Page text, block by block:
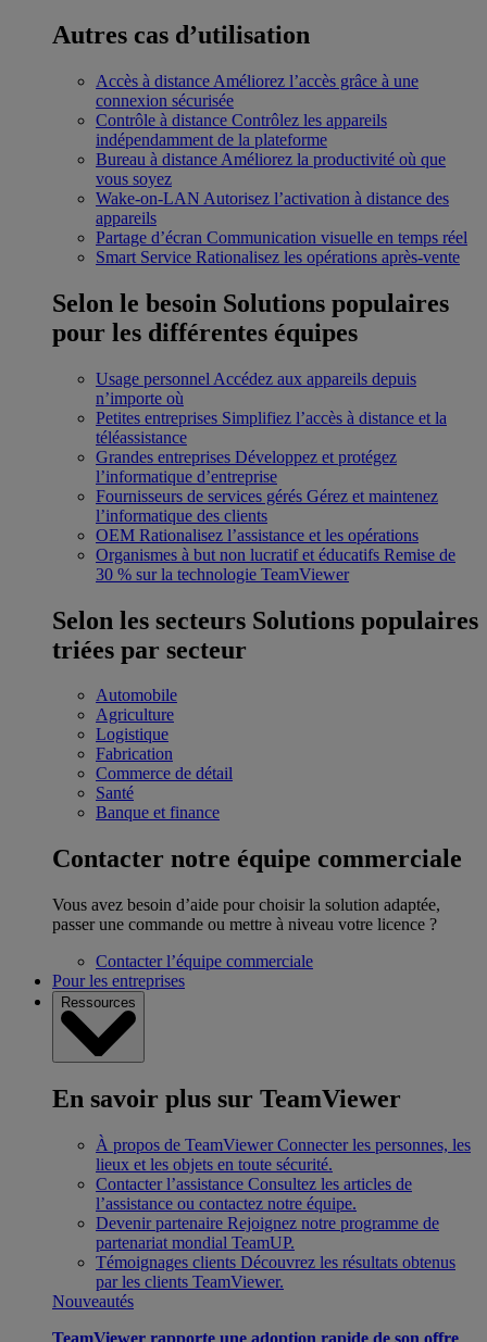
Autres cas d’utilisation
Accès à distance Améliorez l’accès grâce à une
connexion sécurisée
Contrôle à distance Contrôlez les appareils
indépendamment de la plateforme
Bureau à distance Améliorez la productivité où que
vous soyez
Wake-on-LAN Autorisez l’activation à distance des
appareils
Partage d’écran Communication visuelle en temps réel
Smart Service Rationalisez les opérations après-vente
Selon le besoin Solutions populaires
pour les différentes équipes
Usage personnel Accédez aux appareils depuis
n’importe où
Petites entreprises Simplifiez l’accès à distance et la
téléassistance
Grandes entreprises Développez et protégez
l’informatique d’entreprise
Fournisseurs de services gérés Gérez et maintenez
l’informatique des clients
OEM Rationalisez l’assistance et les opérations
Organismes à but non lucratif et éducatifs Remise de
30 % sur la technologie TeamViewer
Selon les secteurs Solutions populaires
triées par secteur
Automobile
Agriculture
Logistique
Fabrication
Commerce de détail
Santé
Banque et finance
Contacter notre équipe commerciale
Vous avez besoin d’aide pour choisir la solution adaptée,
passer une commande ou mettre à niveau votre licence ?
Contacter l’équipe commerciale
Pour les entreprises
Ressources
En savoir plus sur TeamViewer
À propos de TeamViewer Connecter les personnes, les
lieux et les objets en toute sécurité.
Contacter l’assistance Consultez les articles de
l’assistance ou contactez notre équipe.
Devenir partenaire Rejoignez notre programme de
partenariat mondial TeamUP.
Témoignages clients Découvrez les résultats obtenus
par les clients TeamViewer.
Nouveautés
TeamViewer rapporte une adoption rapide de son offre